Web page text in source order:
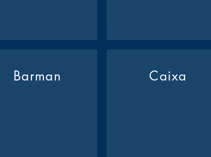
Barman Caixa